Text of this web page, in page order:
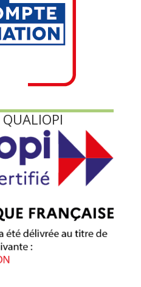
QUALIOPI